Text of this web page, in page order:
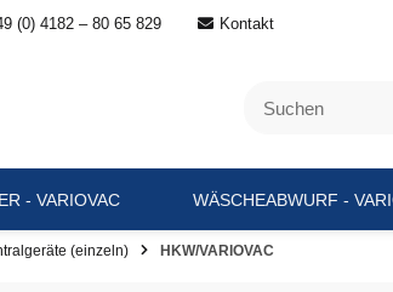
(0) 4182 – 80 65 829 Kontakt
- VARIOVAC WÄSCHEABWURF -
(einzeln) HKW/VARIOVAC